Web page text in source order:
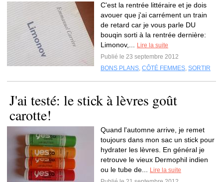
C'est la rentrée littéraire et je dois
avouer que j'ai carrément un train
de retard car je vous parle DU
bouqin sorti à la rentrée dernière:
Limonov,...
Lire la suite
Publié le 23 septembre 2012
BONS PLANS, CÔTÉ FEMMES, SORTIR
J'ai testé: le stick à lèvres goût
carotte!
Quand l'automne arrive, je remet
toujours dans mon sac un stick pour
hydrater les lèvres. En général je
retrouve le vieux Dermophil indien
ou le tube de...
Lire la suite